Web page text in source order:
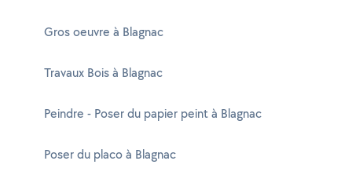
Gros oeuvre à Blagnac
Travaux Bois à Blagnac
Peindre - Poser du papier peint à Blagnac
Poser du placo à Blagnac